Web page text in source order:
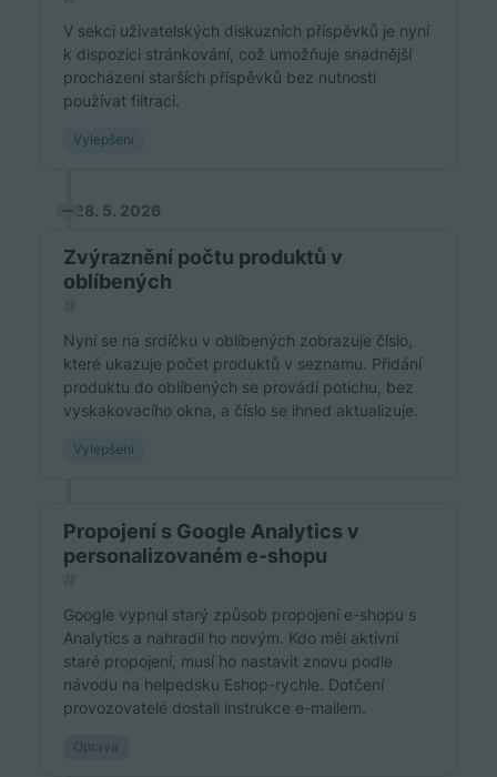
V sekci uživatelských diskuzních příspěvků je nyní
k dispozici stránkování, což umožňuje snadnější
procházení starších příspěvků bez nutnosti
používat filtraci.
Vylepšení
28. 5. 2026
Zvýraznění počtu produktů v
oblíbených
Nyní se na srdíčku v oblíbených zobrazuje číslo,
které ukazuje počet produktů v seznamu. Přidání
produktu do oblíbených se provádí potichu, bez
vyskakovacího okna, a číslo se ihned aktualizuje.
Vylepšení
Propojení s Google Analytics v
personalizovaném e-shopu
Google vypnul starý způsob propojení e-shopu s
Analytics a nahradil ho novým. Kdo měl aktivní
staré propojení, musí ho nastavit znovu podle
návodu na helpedsku Eshop-rychle. Dotčení
provozovatelé dostali instrukce e-mailem.
Oprava